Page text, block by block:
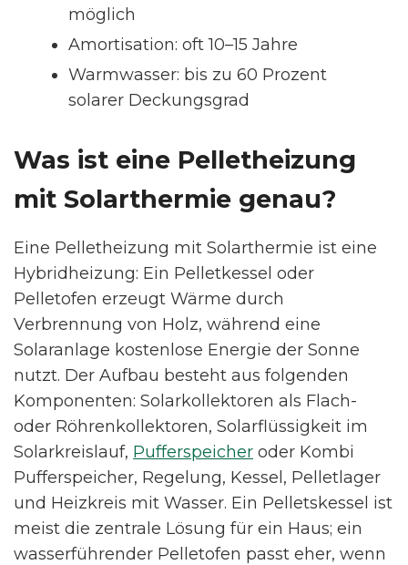
möglich
Amortisation: oft 10–15 Jahre
Warmwasser: bis zu 60 Prozent
solarer Deckungsgrad
Was ist eine Pelletheizung
mit Solarthermie genau?
Eine Pelletheizung mit Solarthermie ist eine
Hybridheizung: Ein Pelletkessel oder
Pelletofen erzeugt Wärme durch
Verbrennung von Holz, während eine
Solaranlage kostenlose Energie der Sonne
nutzt. Der Aufbau besteht aus folgenden
Komponenten: Solarkollektoren als Flach-
oder Röhrenkollektoren, Solarflüssigkeit im
Solarkreislauf, Pufferspeicher oder Kombi
Pufferspeicher, Regelung, Kessel, Pelletlager
und Heizkreis mit Wasser. Ein Pelletskessel ist
meist die zentrale Lösung für ein Haus; ein
wasserführender Pelletofen passt eher, wenn